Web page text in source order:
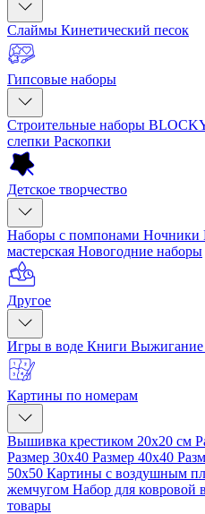
Слаймы Кинетический песок
Гипсовые наборы
Строительные наборы
слепки Раскопки
Детское творчество
Наборы с помпонами Ночники
мастерская Новогодние наборы
Другое
Игры в воде Книги Выжигание
Картины по номерам
Вышивка крестиком 20x20 см
Размер 30x40 Размер 40x40
50x50 Картины с воздушным
жемчугом Набор для ковровой
товары